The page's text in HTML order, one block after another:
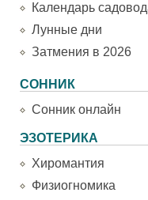
Календарь
Лунные дни
Затмения в 2026
СОННИК
Сонник онлайн
ЭЗОТЕРИКА
Хиромантия
Физиогномика